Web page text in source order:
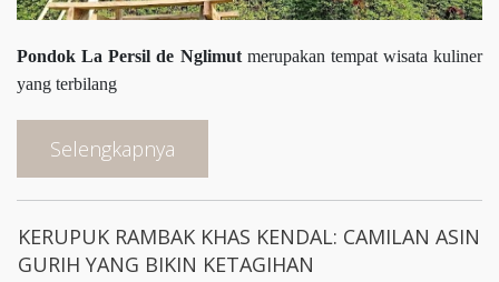
Pondok La Persil de Nglimut merupakan tempat wisata kuliner
yang terbilang
Selengkapnya
KERUPUK RAMBAK KHAS KENDAL: CAMILAN ASIN
GURIH YANG BIKIN KETAGIHAN